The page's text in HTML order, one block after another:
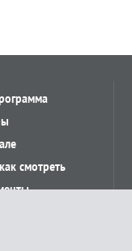
смотреть